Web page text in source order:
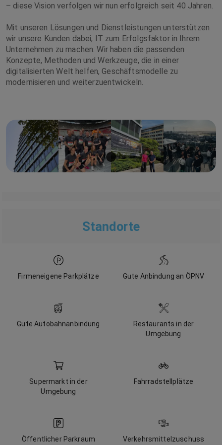
– diese Vision verfolgen wir nun erfolgreich seit 40 Jahren.
Mit unseren Lösungen und Dienstleistungen unterstützen
wir unsere Kunden dabei, IT zum Erfolgsfaktor in Ihrem
Unternehmen zu machen. Wir haben die passenden
Konzepte, Methoden und Werkzeuge, die in einer
digitalisierten Welt helfen, Geschäftsmodelle zu
modernisieren und weiterzuentwickeln.
Standorte
Firmeneigene Parkplätze Gute Anbindung an ÖPNV
Gute Autobahnanbindung
Restaurants in der
Umgebung
Supermarkt in der
Umgebung
Fahrradstellplätze
Öffentlicher Parkraum Verkehrsmittelzuschuss